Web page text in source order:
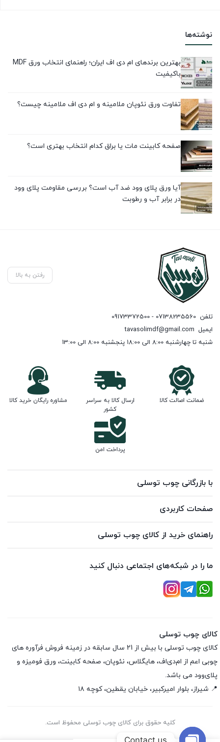
نوشته‌ها
بهترین برندهای ام دی اف ایران؛ راهنمای انتخاب ورق MDF
باکیفیت
تفاوت ورق نئوپان ملامینه و ام دی اف ملامینه چیست؟
صفحه کابینت مات یا براق کدام انتخاب بهتری است؟
آیا ورق پلای وود ضد آب است؟ بررسی مقاومت پلای وود
در برابر آب و رطوبت
رفتن به بالا
تلفن 07138235560 - 09173372500
ایمیل tavasolimdf@gmail.com
شنبه تا چهارشنبه 8:00 الی 18:00 پنجشنبه 8:00 الی 13:00
ضمانت اصالت کالا
ارسال کالا به سراسر
کشور
مشاوره رایگان خرید کالا
پرداخت امن
با بازرگانی چوب توسلی
صفحات کاربردی
راهنمای خرید از کالای چوب توسلی
ما را در شبکه‌های اجتماعی دنبال کنید
کالای چوب توسلی
کالای چوب توسلی با بیش از 21 سال سابقه در زمینه فروش فرآوره های
چوبی اعم از ام‌دی‌اف، هایگلاس، نئوپان، صفحه کابینت، ورق فومیزه و
پلای‌وود می باشد.
📍 شیراز، بلوار امیرکبیر، خیابان یقطین، کوچه ۱۸
کلیه حقوق برای کالای چوب توسلی محفوظ است.
Contact us